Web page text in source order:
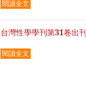
楚
閱讀全文
台灣性學學刊第31卷出刊
閱讀全文